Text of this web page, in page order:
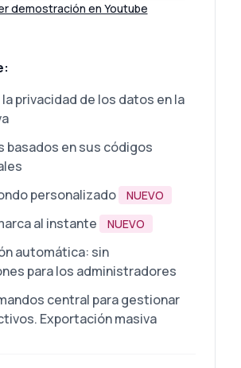
demostración en Youtube
privacidad de los datos en la
basados en sus códigos
personalizado
NUEVO
al instante NUEVO
automática: sin
para los administradores
central para gestionar
Exportación masiva